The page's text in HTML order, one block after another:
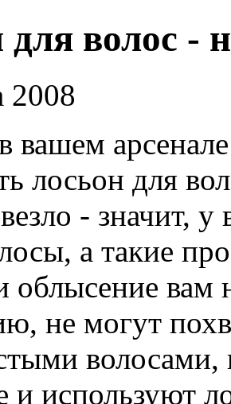
волос -
2008
вашем
лосьон для
- значит, у
а такие
облысение
не могут
волосами,
и используют